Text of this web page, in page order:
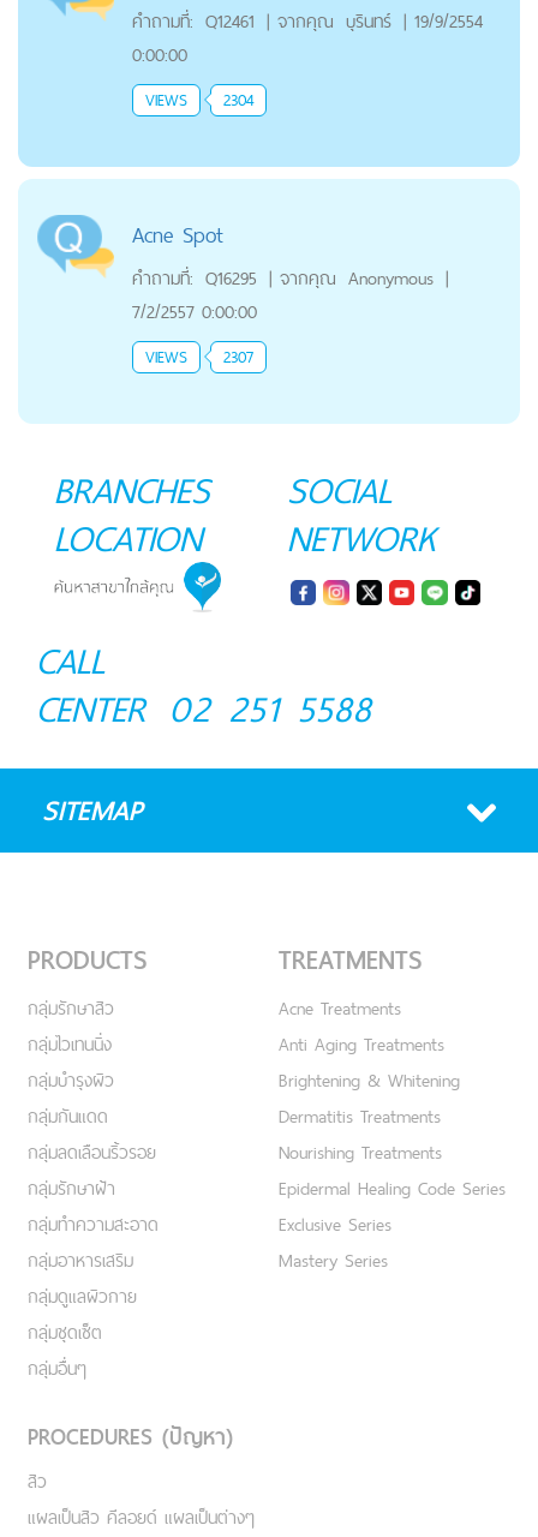
คำถามที่: Q12461 | จากคุณ บุรินทร์ | 19/9/2554
0:00:00
VIEWS 2304
Acne Spot
คำถามที่: Q16295 | จากคุณ Anonymous |
7/2/2557 0:00:00
VIEWS 2307
BRANCHES
LOCATION
SOCIAL
NETWORK
CALL
CENTER 02 251 5588
SITEMAP
PRODUCTS
กลุ่มรักษาสิว
กลุ่มไวเทนนิ่ง
กลุ่มบำรุงผิว
กลุ่มกันแดด
กลุ่มลดเลือนริ้วรอย
กลุ่มรักษาฝ้า
กลุ่มทำความสะอาด
กลุ่มอาหารเสริม
กลุ่มดูแลผิวกาย
กลุ่มชุดเซ็ต
กลุ่มอื่นๆ
TREATMENTS
Acne Treatments
Anti Aging Treatments
Brightening & Whitening
Dermatitis Treatments
Nourishing Treatments
Epidermal Healing Code Series
Exclusive Series
Mastery Series
PROCEDURES (ปัญหา)
สิว
แผลเป็นสิว คีลอยด์ แผลเป็นต่างๆ